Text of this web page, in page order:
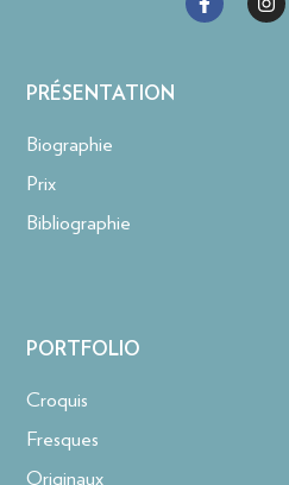
PRÉSENTATION
Biographie
Prix
Bibliographie
PORTFOLIO
Croquis
Fresques
Originaux